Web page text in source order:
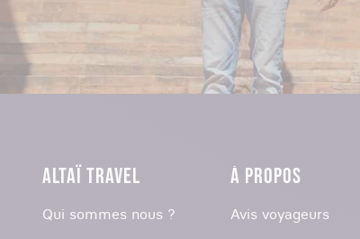
ALTAÏ TRAVEL
Qui sommes nous ?
À PROPOS
Avis voyageurs